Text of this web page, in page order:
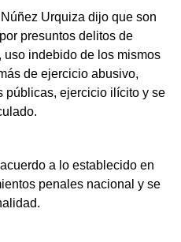
Urquiza dijo que son
presuntos delitos de
indebido de los mismos
de ejercicio abusivo,
públicas, ejercicio ilícito y se
a lo establecido en
penales nacional y se